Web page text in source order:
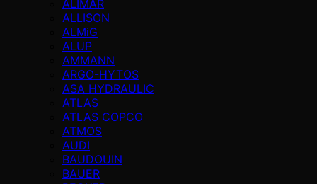
ALIMAR
ALLISON
ALMiG
ALUP
AMMANN
ARGO-HYTOS
ASA HYDRAULIC
ATLAS
ATLAS COPCO
ATMOS
AUDI
BAUDOUIN
BAUER